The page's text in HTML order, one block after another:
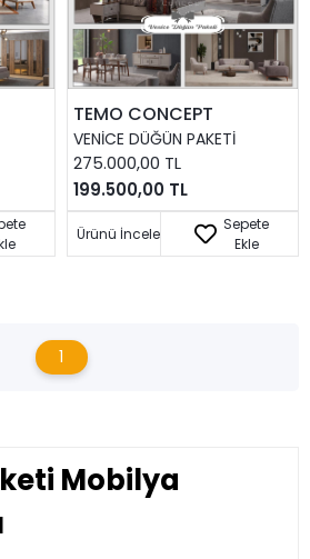
TEMO CONCEPT
VENICE DÜĞÜN PAKETI
199.500,00 TL
275.000,00 TL
Sepete
Ekle
Ürünü İncele
1
Mobilya